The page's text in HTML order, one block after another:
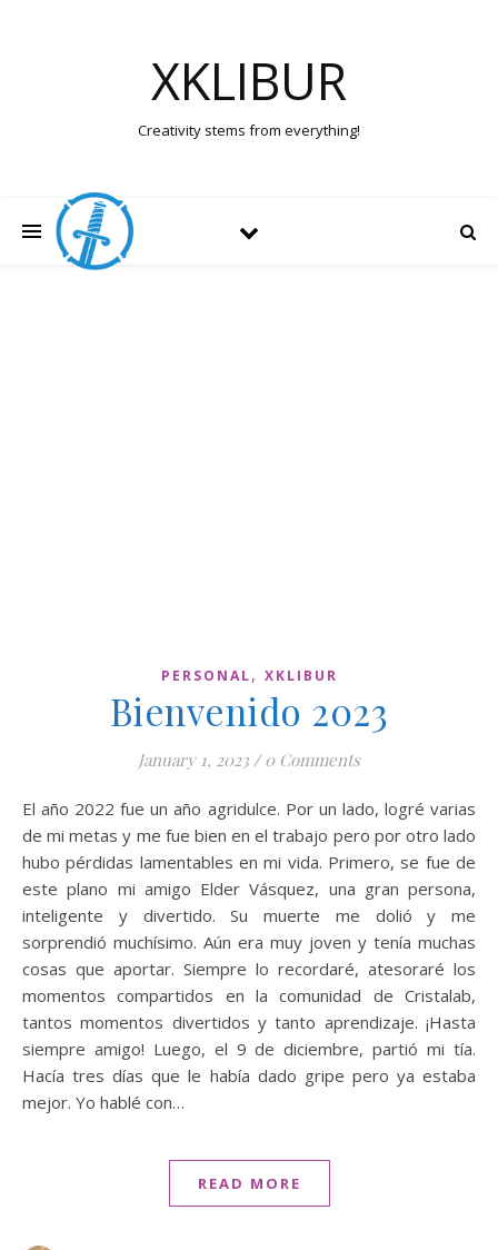
XKLIBUR
Creativity stems from everything!
PERSONAL, XKLIBUR
Bienvenido 2023
January 1, 2023 / 0 Comments
El año 2022 fue un año agridulce. Por un lado, logré varias
de mi metas y me fue bien en el trabajo pero por otro lado
hubo pérdidas lamentables en mi vida. Primero, se fue de
este plano mi amigo Elder Vásquez, una gran persona,
inteligente y divertido. Su muerte me dolió y me
sorprendió muchísimo. Aún era muy joven y tenía muchas
cosas que aportar. Siempre lo recordaré, atesoraré los
momentos compartidos en la comunidad de Cristalab,
tantos momentos divertidos y tanto aprendizaje. ¡Hasta
siempre amigo! Luego, el 9 de diciembre, partió mi tía.
Hacía tres días que le había dado gripe pero ya estaba
mejor. Yo hablé con…
READ MORE